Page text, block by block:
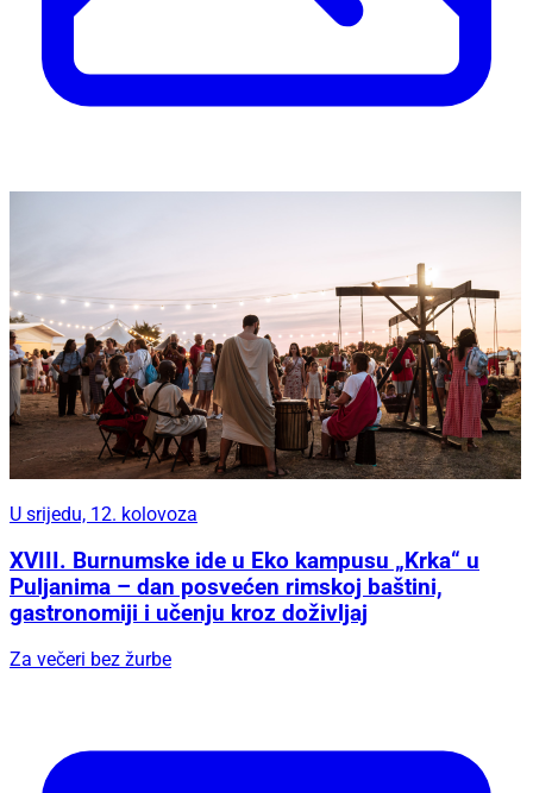
U srijedu, 12. kolovoza
XVIII. Burnumske ide u Eko kampusu „Krka“ u
Puljanima – dan posvećen rimskoj baštini,
gastronomiji i učenju kroz doživljaj
Za večeri bez žurbe